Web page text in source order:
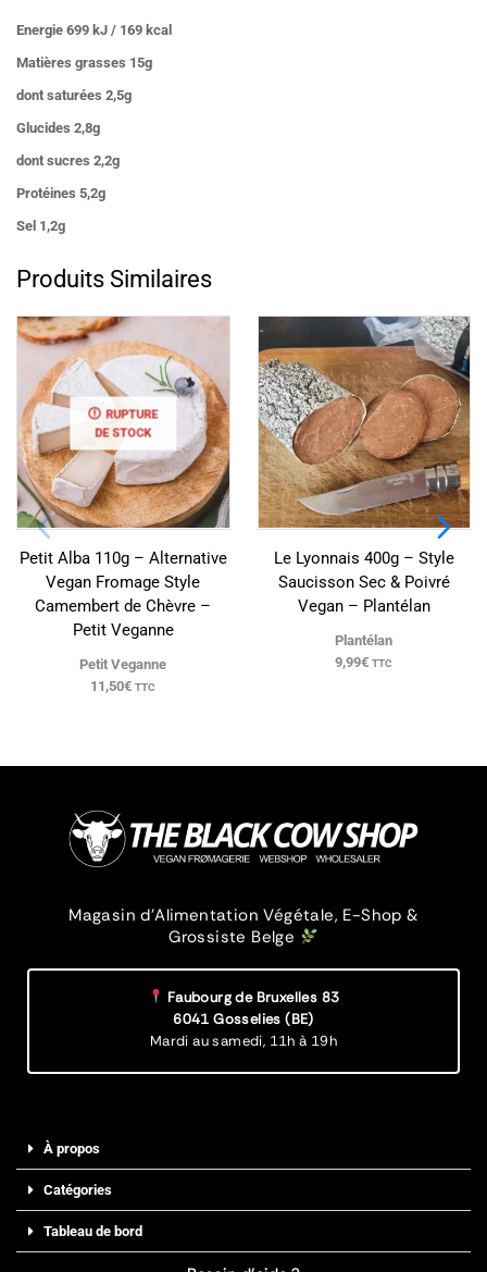
Energie 699 kJ / 169 kcal
Matières grasses 15g
dont saturées 2,5g
Glucides 2,8g
dont sucres 2,2g
Protéines 5,2g
Sel 1,2g
Produits Similaires
RUPTURE
DE STOCK
Petit Alba 110g – Alternative
Vegan Fromage Style
Camembert de Chèvre –
Petit Veganne
Petit Veganne
11,50€ TTC
Le Lyonnais 400g – Style
Saucisson Sec & Poivré
Vegan – Plantélan
Plantélan
9,99€ TTC
Magasin d’Alimentation Végétale, E-Shop &
Grossiste Belge
Faubourg de Bruxelles 83
6041 Gosselies (BE)
Mardi au samedi, 11h à 19h
À propos
Catégories
Tableau de bord